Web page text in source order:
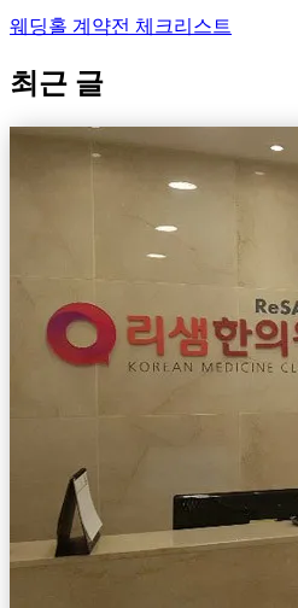
웨딩홀 계약전 체크리스트
최근 글